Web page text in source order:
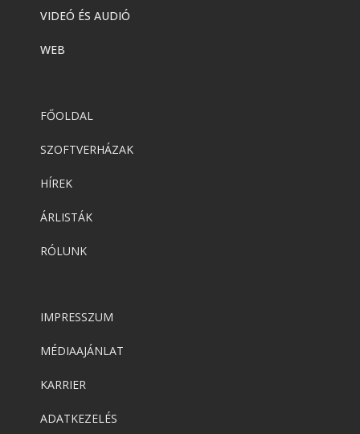
VIDEÓ ÉS AUDIÓ
WEB
FŐOLDAL
SZOFTVERHÁZAK
HÍREK
ÁRLISTÁK
RÓLUNK
IMPRESSZUM
MÉDIAAJÁNLAT
KARRIER
ADATKEZELÉS